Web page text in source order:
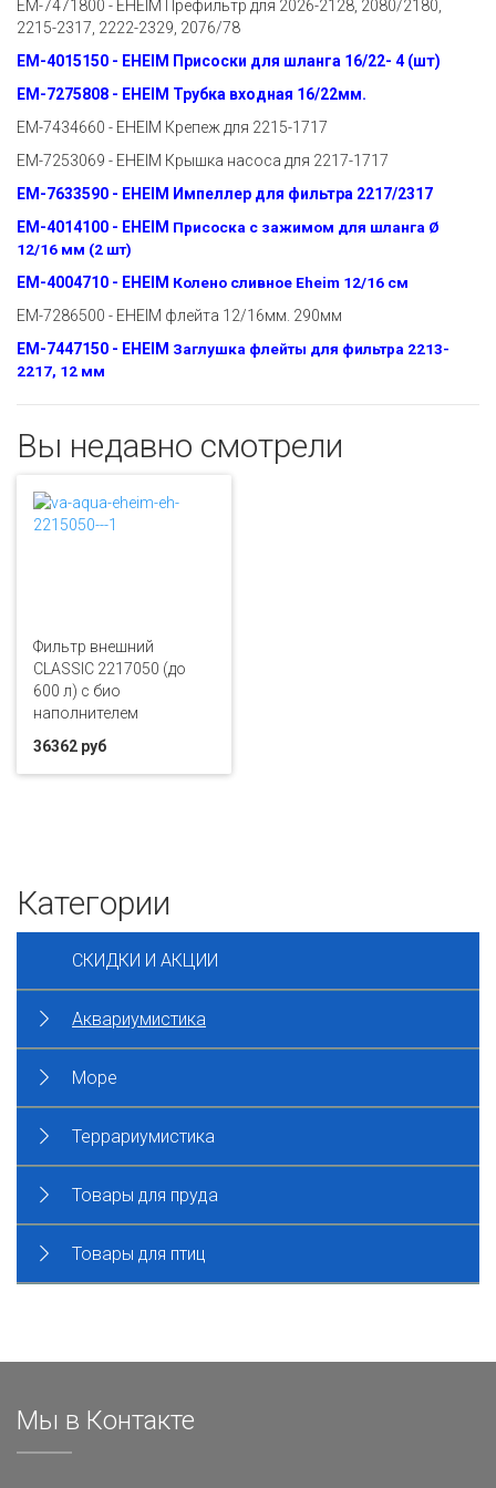
EM-7471800 - EHEIM Префильтр для 2026-2128, 2080/2180,
2215-2317, 2222-2329, 2076/78
EM-4015150 - EHEIM Присоски для шланга 16/22- 4 (шт)
EM-7275808 - EHEIM Трубка входная 16/22мм.
EM-7434660 - EHEIM Крепеж для 2215-1717
EM-7253069 - EHEIM Крышка насоса для 2217-1717
EM-7633590 - EHEIM Импеллер для фильтра 2217/2317
EM-4014100 - EHEIM Присоска с зажимом для шланга Ø
12/16 мм (2 шт)
EM-4004710 - EHEIM Колено сливное Eheim 12/16 см
EM-7286500 - EHEIM флейта 12/16мм. 290мм
EM-7447150 - EHEIM Заглушка флейты для фильтра 2213-
2217, 12 мм
Вы недавно смотрели
Фильтр внешний
CLASSIC 2217050 (до
600 л) с био
наполнителем
36362 руб
Категории
СКИДКИ И АКЦИИ
Аквариумистика
Море
Террариумистика
Товары для пруда
Товары для птиц
Мы в Контакте